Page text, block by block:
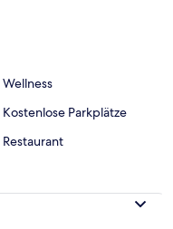
Wellness
Kostenlose Parkplätze
Restaurant